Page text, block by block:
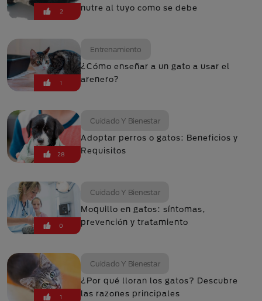
2
nutre al tuyo como se debe
1
Entrenamiento
¿Cómo enseñar a un gato a usar el
arenero?
28
Cuidado Y Bienestar
Adoptar perros o gatos: Beneficios y
Requisitos
0
Cuidado Y Bienestar
Moquillo en gatos: síntomas,
prevención y tratamiento
1
Cuidado Y Bienestar
¿Por qué lloran los gatos? Descubre
las razones principales